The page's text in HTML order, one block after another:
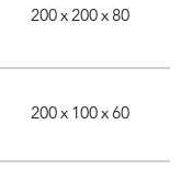
200 x 200 x 80
200 x 100 x 60